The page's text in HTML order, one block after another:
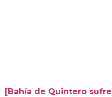
[Bahía de Quintero sufre